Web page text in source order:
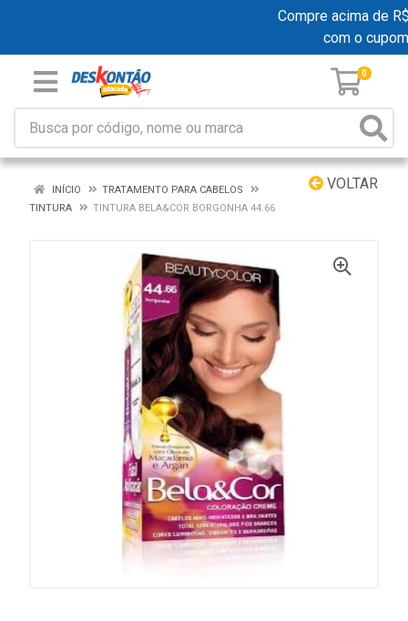
Compre acima de
com o cupom
0
VOLTAR
INÍCIO
TRATAMENTO PARA CABELOS
TINTURA
TINTURA BELA&COR BORGONHA 44.66